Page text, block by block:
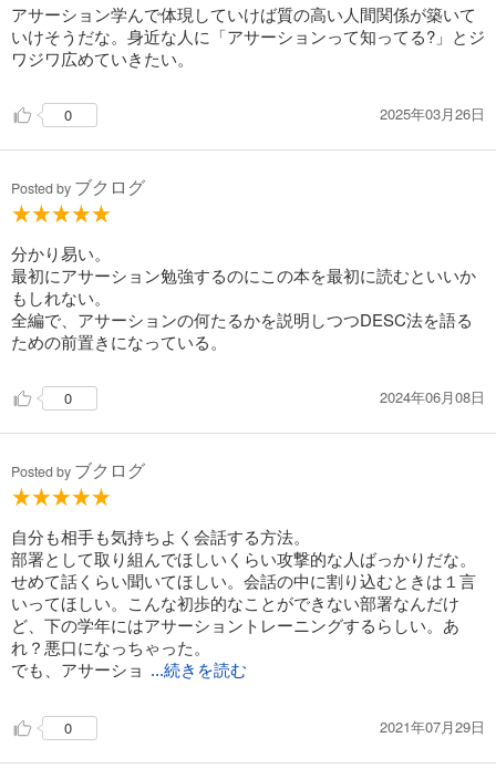
アサーション学んで体現していけば質の高い人間関係が築いて
いけそうだな。身近な人に「アサーションって知ってる?」とジ
ワジワ広めていきたい。
0 2025年03月26日
Posted by ブクログ
分かり易い。
最初にアサーション勉強するのにこの本を最初に読むといいか
もしれない。
全編で、アサーションの何たるかを説明しつつDESC法を語る
ための前置きになっている。
0 2024年06月08日
Posted by ブクログ
自分も相手も気持ちよく会話する方法。
部署として取り組んでほしいくらい攻撃的な人ばっかりだな。
せめて話くらい聞いてほしい。会話の中に割り込むときは１言
いってほしい。こんな初歩的なことができない部署なんだけ
ど、下の学年にはアサーショントレーニングするらしい。あ
れ？悪口になっちゃった。
でも、アサーショ
...続きを読む
0 2021年07月29日